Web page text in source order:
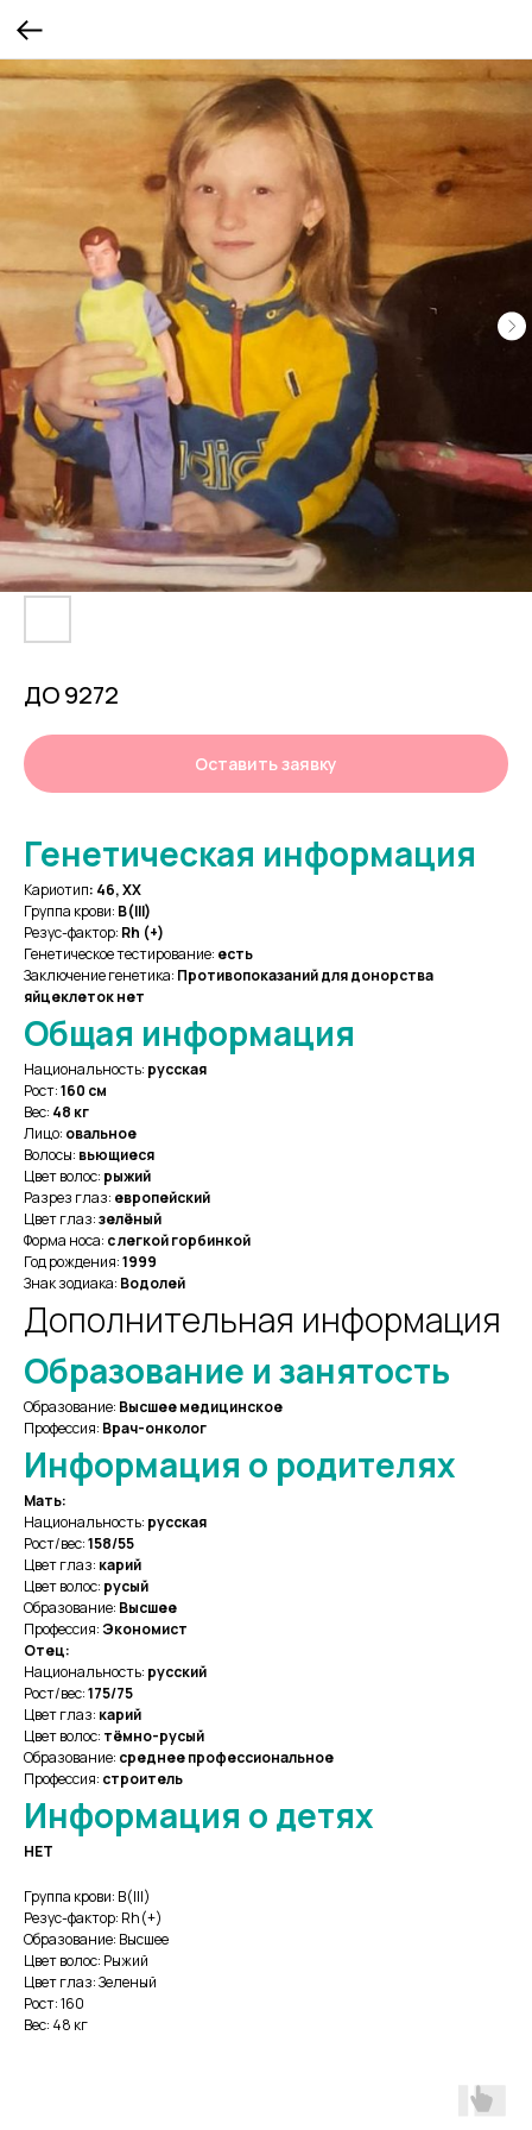
ДО 9272
Оставить заявку
Генетическая информация
Кариотип: 46, XX
Группа крови: В(III)
Резус-фактор: Rh (+)
Генетическое тестирование: есть
Заключение генетика: Противопоказаний для донорства
яйцеклеток нет
Общая информация
Национальность: русская
Рост:160 см
Вес: 48 кг
Лицо: овальное
Волосы: вьющиеся
Цвет волос: рыжий
Разрез глаз: европейский
Цвет глаз:зелёный
Форма носа: с легкой горбинкой
Год рождения:1999
Знак зодиака: Водолей
Дополнительная информация
Образование и занятость
Образование: Высшее медицинское
Профессия: Врач-онколог
Информация о родителях
Мать:
Национальность: русская
Рост/вес:158/55
Цвет глаз: карий
Цвет волос: русый
Образование: Высшее
Профессия: Экономист
Отец:
Национальность: русский
Рост/вес:175/75
Цвет глаз: карий
Цвет волос: тёмно-русый
Образование: среднее профессиональное
Профессия: строитель
Информация о детях
НЕТ
Группа крови: В(III)
Резус-фактор: Rh(+)
Образование: Высшее
Цвет волос: Рыжий
Цвет глаз: Зеленый
Рост: 160
Вес: 48 кг